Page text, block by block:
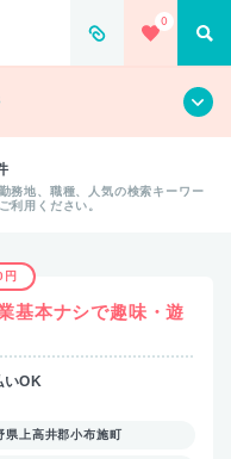
0
務地、職種、人気の検索キーワー
利用ください。
円
基本ナシで趣味・遊
いOK
県上高井郡小布施町